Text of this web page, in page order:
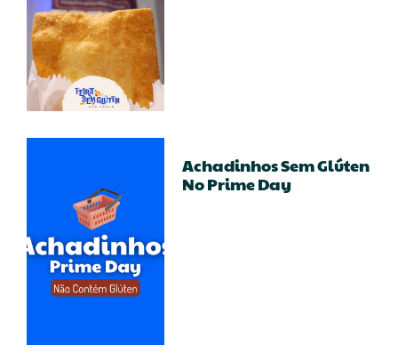
Achadinhos Sem Glúten
No Prime Day